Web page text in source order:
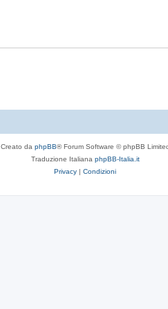
Creato da phpBB® Forum Software © phpBB
Traduzione Italiana phpBB-Italia.it
Privacy | Condizioni